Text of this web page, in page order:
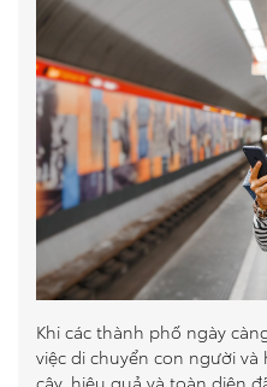
Khi các thành phố ngày
việc di chuyển con người
cậy, hiệu quả và toàn diện